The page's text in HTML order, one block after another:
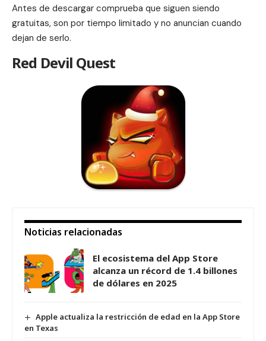
Antes de descargar comprueba que siguen siendo
gratuitas, son por tiempo limitado y no anuncian cuando
dejan de serlo.
Red Devil Quest
Noticias relacionadas
El ecosistema del App Store
alcanza un récord de 1.4 billones
de dólares en 2025
Apple actualiza la restricción de edad en la App Store
en Texas